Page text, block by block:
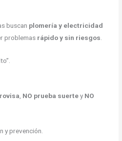
buscan plomería y electricidad
problemas rápido y sin riesgos
NO prueba suertey NO
y prevención.